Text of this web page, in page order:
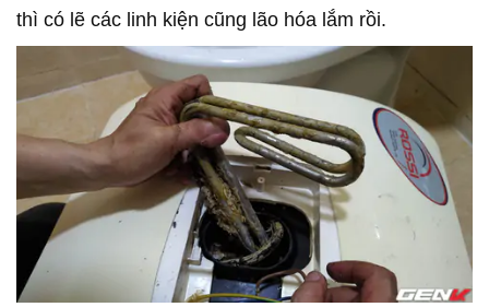
thì có lẽ các linh kiện cũng lão hóa lắm rồi.